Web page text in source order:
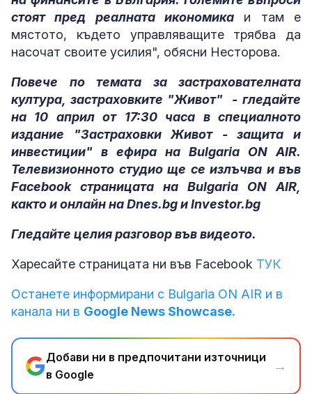
стоят пред реалната икономика и там е
мястото, където управляващите трябва да
насочат своите усилия", обясни Несторова.
Повече по темата за застрахователната
култура, застраховките "Живот" - гледайте
на 10 април от 17:30 часа в специалното
издание "Застраховки Живот - защита и
инвестиции" в ефира на Bulgaria ON AIR.
Телевизионното студио ще се излъчва и във
Facebook страницата на Bulgaria ON AIR,
както и онлайн на Dnes.bg и Investor.bg
Гледайте целия разговор във видеото.
Харесайте страницата ни във Facebook ТУК
Останете информирани с Bulgaria ON AIR и в
канала ни в Google News Showcase.
Добави ни в предпочитани източници
в Google
→